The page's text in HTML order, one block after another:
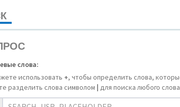
слова:
использовать +, чтобы определить слова,
разделить слова символом | для поиска любого